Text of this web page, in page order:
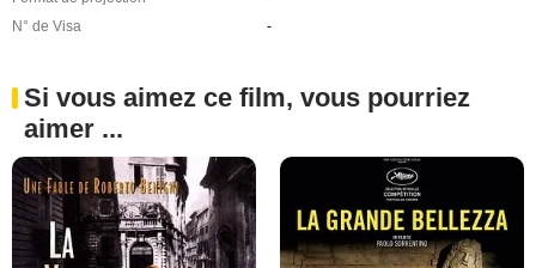
N° de Visa
-
Si vous aimez ce film, vous pourriez
aimer ...